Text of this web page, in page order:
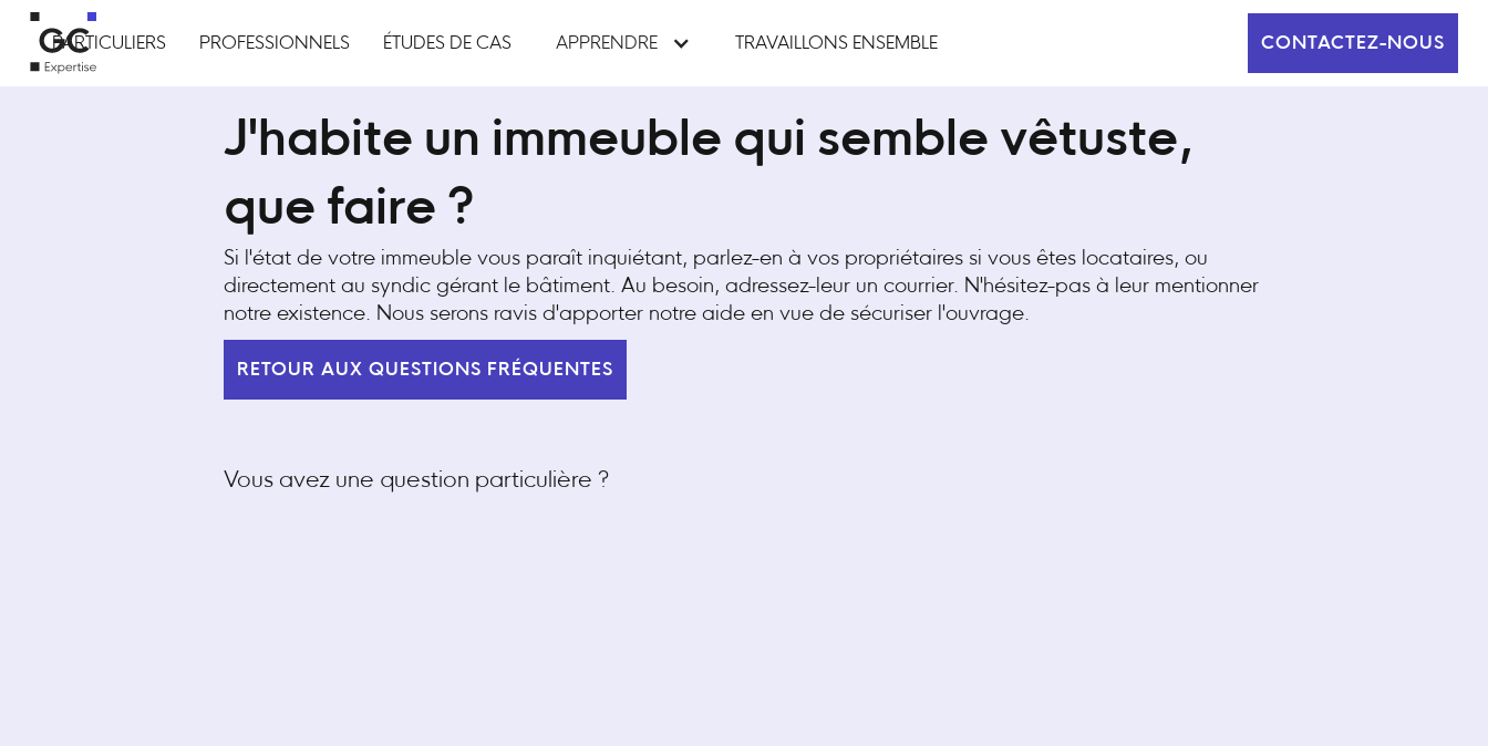
PARTICULIERS PROFESSIONNELS ÉTUDES DE CAS APPRENDRE TRAVAILLONS ENSEMBLE CONTACTEZ-NOUS
J'habite un immeuble qui semble vêtuste,
que faire ?
Si l'état de votre immeuble vous paraît inquiétant, parlez-en à vos propriétaires si vous êtes locataires, ou
directement au syndic gérant le bâtiment. Au besoin, adressez-leur un courrier. N'hésitez-pas à leur mentionner
notre existence. Nous serons ravis d'apporter notre aide en vue de sécuriser l'ouvrage.
RETOUR AUX QUESTIONS FRÉQUENTES
Vous avez une question particulière ?